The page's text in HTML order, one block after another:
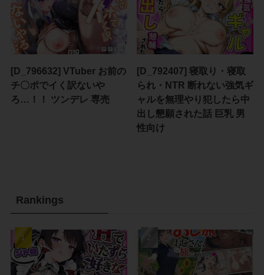
[D_796632] VTuber お前の
チ〇ポでイく訳ないや
ろ…！！ ツンデレ 専売
[D_792407] 寝取り・寝取
られ・NTR 断れない強気ギ
ャルを無理やり犯したら中
出し懇願された話 巨乳 男
性向け
Rankings